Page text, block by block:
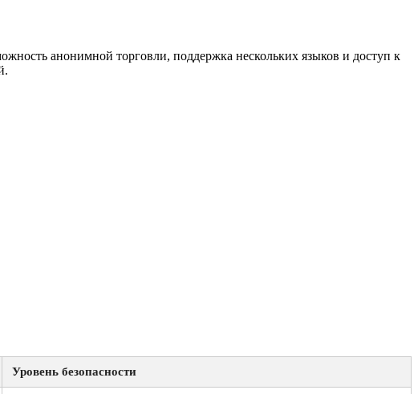
анонимной торговли, поддержка нескольких языков и доступ к
Уровень безопасности